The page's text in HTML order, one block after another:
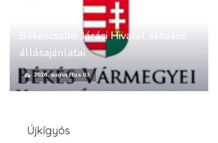
Békéscsabai Járási Hivatal aktuális
állásajánlatai
2026. augusztus 03.
Újkígyós